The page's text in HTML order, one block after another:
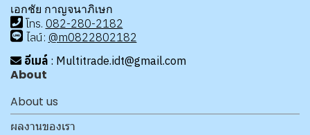
เอกชัย กาญจนาภิเษก
โทร. 082-280-2182
ไลน์: @m0822802182
อีเมล์ : Multitrade.idt@gmail.com
About
About us
ผลงานของเรา